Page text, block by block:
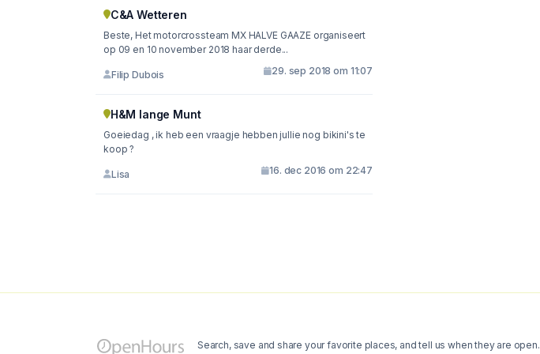
C&A Wetteren
Beste, Het motorcrossteam MX HALVE GAAZE organiseert
op 09 en 10 november 2018 haar derde...
Filip Dubois 29. sep 2018 om 11:07
H&M lange Munt
Goeiedag , ik heb een vraagje hebben jullie nog bikini's te
koop ?
Lisa 16. dec 2016 om 22:47
Search, save and share your favorite places, and tell us when they are open.